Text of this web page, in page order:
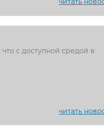
с доступной средой в
читать